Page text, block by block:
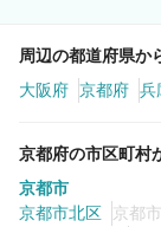
詳細条件
車通勤OK
周辺の都道府県か
大阪府 京都府 兵
京都府の市区町村
京都市
京都市北区
京都